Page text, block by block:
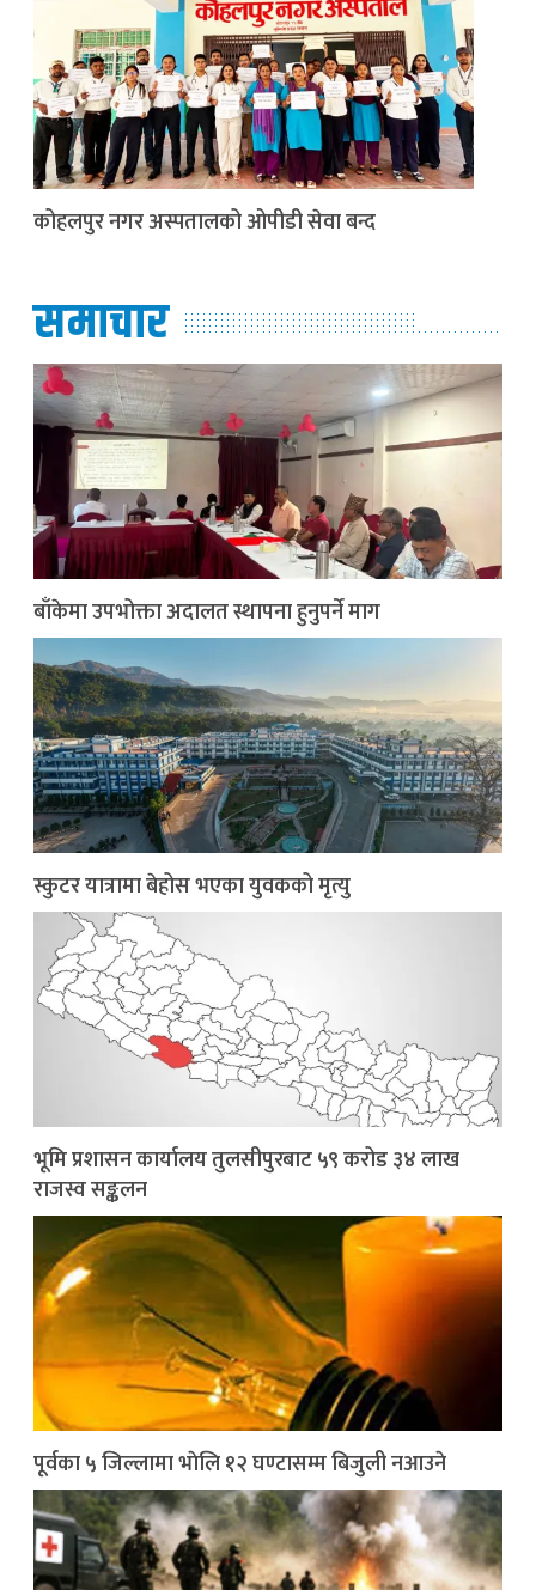
कोहलपुर नगर अस्पतालको ओपीडी सेवा बन्द
समाचार
बाँकेमा उपभोक्ता अदालत स्थापना हुनुपर्ने माग
स्कुटर यात्रामा बेहोस भएका युवकको मृत्यु
भूमि प्रशासन कार्यालय तुलसीपुरबाट ५९ करोड ३४ लाख
राजस्व सङ्कलन
पूर्वका ५ जिल्लामा भाेलि १२ घण्टासम्म बिजुली नआउने